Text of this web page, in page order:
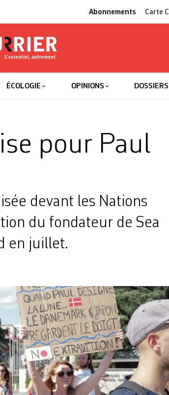
Abonnements Carte
ÉCOLOGIE OPINIONS DOSSIERS
pour Paul
devant les Nations
du fondateur de Sea
en juillet.